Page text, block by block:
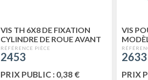
VIS TH 6X8 DE FIXATION
CYLINDRE DE ROUE AVANT
OU ARRIÈRE
2453
PRIX PUBLIC : 0,38 €
VIS
2633
PRIX